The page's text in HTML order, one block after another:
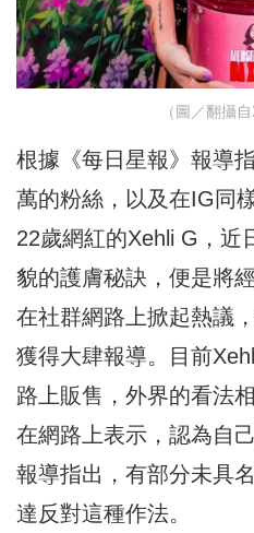
（圖／翻攝
根據《每日星報》報導
萬的粉絲，以及在IG同
22歲網紅的Xehli G，近
貌的護膚秘訣，便是將
在社群網路上掀起熱議
獲得大肆報導。目前
路上販售，外界的看法
在網路上表示，認為自
報導指出，有部分未具
達反對這種作法。